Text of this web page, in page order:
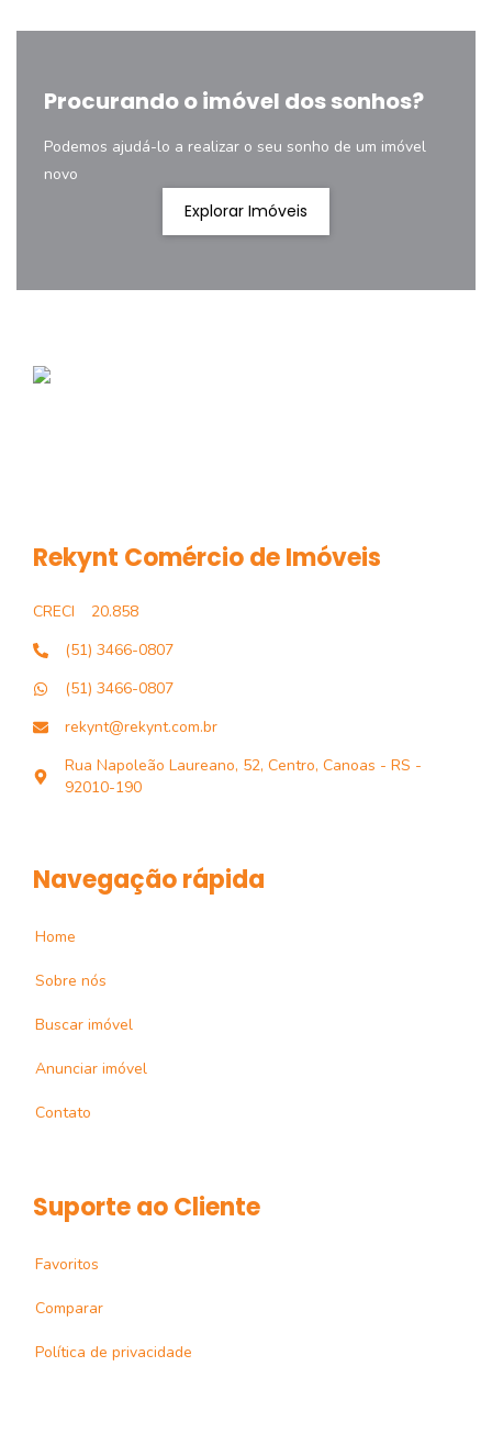
Procurando o imóvel dos sonhos?
Podemos ajudá-lo a realizar o seu sonho de um imóvel
novo
Explorar Imóveis
Rekynt Comércio de Imóveis
CRECI
20.858
(51) 3466-0807
(51) 3466-0807
rekynt@rekynt.com.br
Rua Napoleão Laureano, 52, Centro, Canoas - RS -
92010-190
Navegação rápida
Home
Sobre nós
Buscar imóvel
Anunciar imóvel
Contato
Suporte ao Cliente
Favoritos
Comparar
Política de privacidade